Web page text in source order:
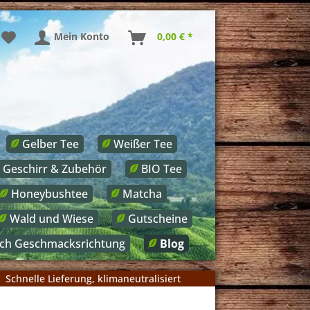
Mein Konto 0,00 € *
Gelber Tee
Weißer Tee
Geschirr & Zubehör
BIO Tee
Honeybushtee
Matcha
Wald und Wiese
Gutscheine
Geschmacksrichtung
Blog
Schnelle Lieferung, klimaneutralisiert